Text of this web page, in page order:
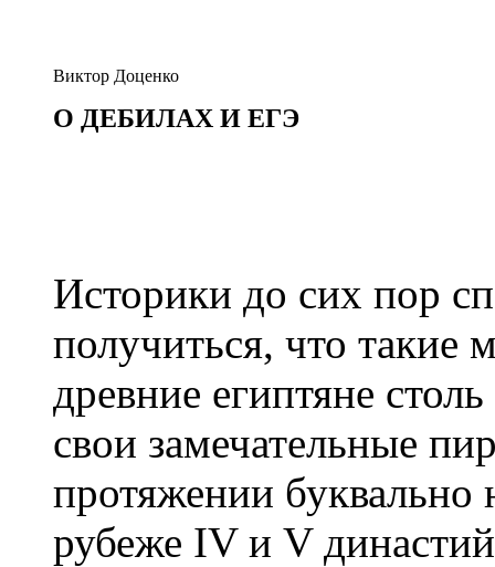
Виктор Доценко
О ДЕБИЛАХ И ЕГЭ
Историки до сих пор
получиться, что такие
древние египтяне
свои замечательные
протяжении буквально
рубеже IV и V